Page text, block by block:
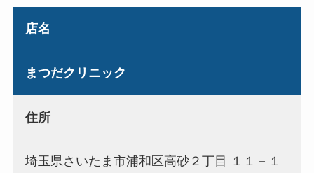
店名
まつだクリニック
住所
埼玉県さいたま市浦和区高砂２丁目 １１－１